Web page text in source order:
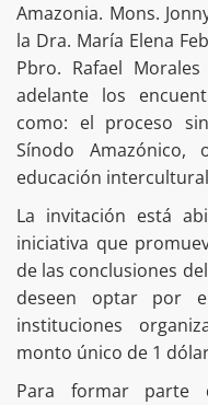
Amazonia. Mons.
la Dra. María Elena
Pbro. Rafael
adelante los
como: el proceso
Sínodo Amazónico,
educación
La invitación está
iniciativa que
de las conclusiones
deseen optar por
instituciones
monto único de 1
Para formar parte